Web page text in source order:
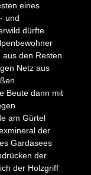
eines
und
dürfte
den Resten
Netz aus
Beute dann mit
am Gürtel
der
Gardasees
der
der Holzgriff